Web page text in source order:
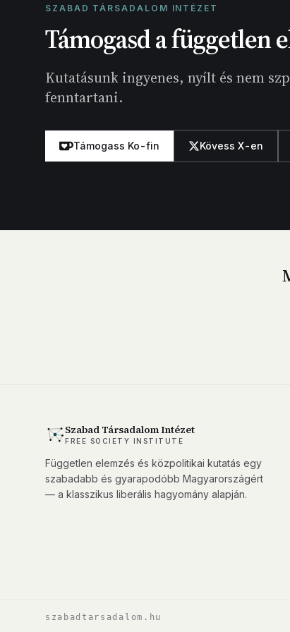
SZABAD TÁRSADALOM INTÉZET
Támogasd a független
Kutatásunk ingyenes, nyílt és nem
fenntartani.
Támogass Ko-fin Kövess X-en
Szabad Társadalom Intézet
FREE SOCIETY INSTITUTE
Független elemzés és közpolitikai kutatás egy
szabadabb és gyarapodóbb Magyarországért
— a klasszikus liberális hagyomány alapján.
szabadtarsadalom.hu